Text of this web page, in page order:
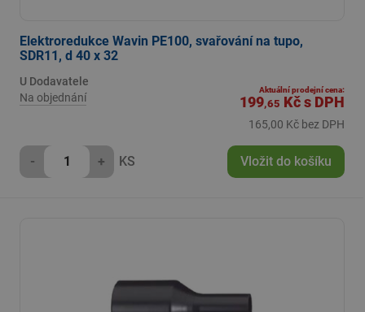
Elektroredukce Wavin PE100, svařování na tupo,
SDR11, d 40 x 32
U Dodavatele
Na objednání
Aktuální prodejní cena:
199,65 Kčs DPH
165,00 Kč bez DPH
- + KS Vložit do košíku